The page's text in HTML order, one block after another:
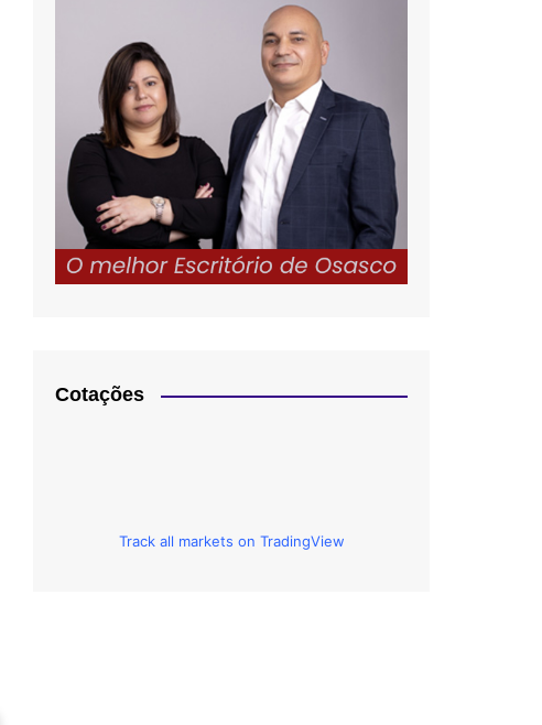
Cotações
Track all markets on TradingView